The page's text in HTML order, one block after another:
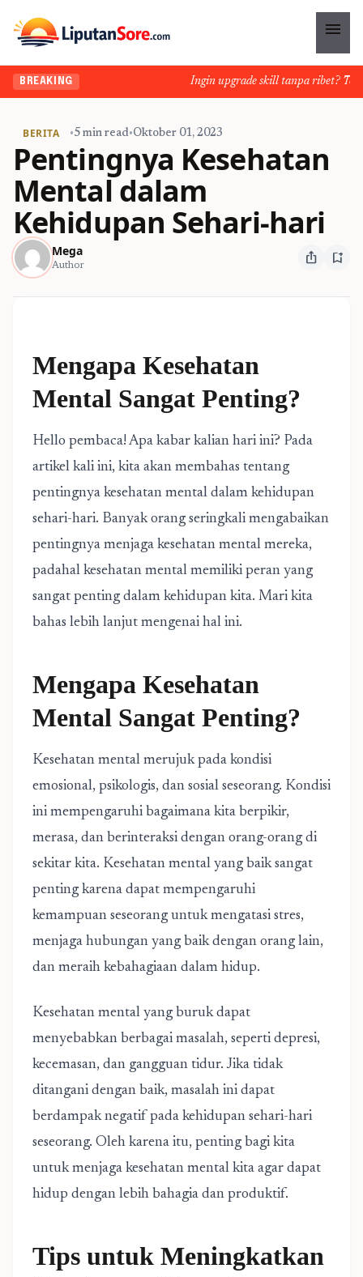
menu
BREAKING Ingin upgrade skill tanpa ribet?
BERITA •5 min read•Oktober 01, 2023
Pentingnya Kesehatan
Mental dalam
Kehidupan Sehari-hari
Mega
Author ios_share bookmark_add
Mengapa Kesehatan
Mental Sangat Penting?
Hello pembaca! Apa kabar kalian hari ini? Pada
artikel kali ini, kita akan membahas tentang
pentingnya kesehatan mental dalam kehidupan
sehari-hari. Banyak orang seringkali mengabaikan
pentingnya menjaga kesehatan mental mereka,
padahal kesehatan mental memiliki peran yang
sangat penting dalam kehidupan kita. Mari kita
bahas lebih lanjut mengenai hal ini.
Mengapa Kesehatan
Mental Sangat Penting?
Kesehatan mental merujuk pada kondisi
emosional, psikologis, dan sosial seseorang. Kondisi
ini mempengaruhi bagaimana kita berpikir,
merasa, dan berinteraksi dengan orang-orang di
sekitar kita. Kesehatan mental yang baik sangat
penting karena dapat mempengaruhi
kemampuan seseorang untuk mengatasi stres,
menjaga hubungan yang baik dengan orang lain,
dan meraih kebahagiaan dalam hidup.
Kesehatan mental yang buruk dapat
menyebabkan berbagai masalah, seperti depresi,
kecemasan, dan gangguan tidur. Jika tidak
ditangani dengan baik, masalah ini dapat
berdampak negatif pada kehidupan sehari-hari
seseorang. Oleh karena itu, penting bagi kita
untuk menjaga kesehatan mental kita agar dapat
hidup dengan lebih bahagia dan produktif.
Tips untuk Meningkatkan